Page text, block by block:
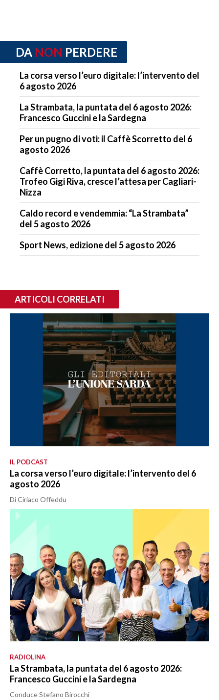
DA NON PERDERE
La corsa verso l’euro digitale: l’intervento del
6 agosto 2026
La Strambata, la puntata del 6 agosto 2026:
Francesco Guccini e la Sardegna
Per un pugno di voti: il Caffè Scorretto del 6
agosto 2026
Caffè Corretto, la puntata del 6 agosto 2026:
Trofeo Gigi Riva, cresce l’attesa per Cagliari-
Nizza
Caldo record e vendemmia: “La Strambata”
del 5 agosto 2026
Sport News, edizione del 5 agosto 2026
ARTICOLI CORRELATI
IL PODCAST
La corsa verso l’euro digitale: l’intervento del 6
agosto 2026
Di Ciriaco Offeddu
RADIOLINA
La Strambata, la puntata del 6 agosto 2026:
Francesco Guccini e la Sardegna
Conduce Stefano Birocchi